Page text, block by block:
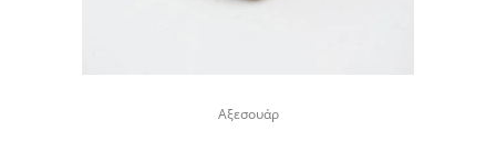
Αξεσουάρ